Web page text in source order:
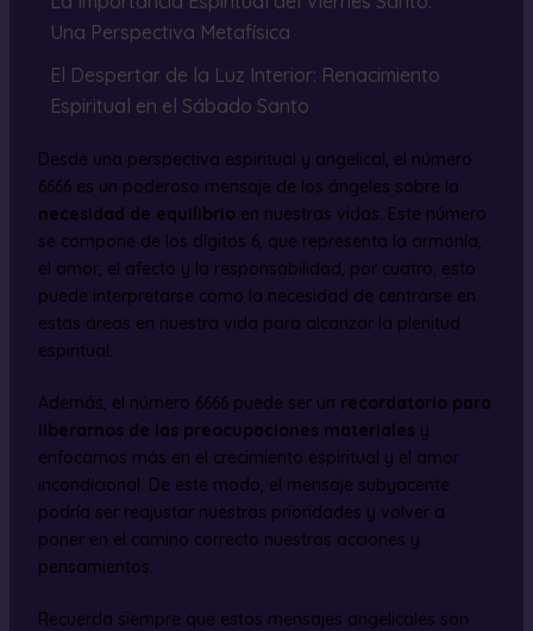
Una Perspectiva Metafísica
El Despertar de la Luz Interior: Renacimiento
Espiritual en el Sábado Santo
Desde una perspectiva espiritual y angelical, el número
6666 es un poderoso mensaje de los ángeles sobre la
necesidad de equilibrioen nuestras vidas. Este número
se compone de los dígitos 6, que representa la armonía,
el amor, el afecto y la responsabilidad, por cuatro; esto
puede interpretarse como la necesidad de centrarse en
estas áreas en nuestra vida para alcanzar la plenitud
espiritual.
Además, el número 6666 puede ser un recordatorio para
liberarnos de las preocupaciones materialesy
enfocarnos más en el crecimiento espiritual y el amor
incondicional. De este modo, el mensaje subyacente
podría ser reajustar nuestras prioridades y volver a
poner en el camino correcto nuestras acciones y
pensamientos.
Recuerda siempre que estos mensajes angelicales son